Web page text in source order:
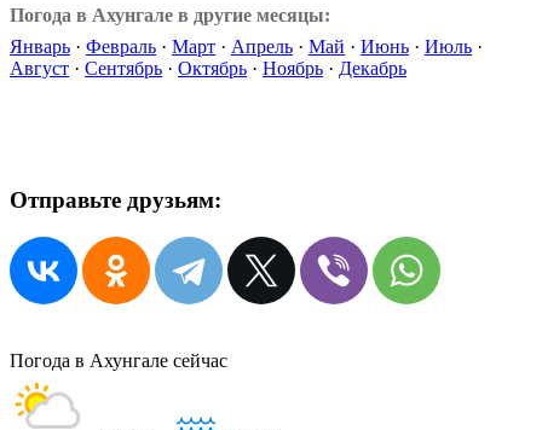
Погода в Ахунгале в другие месяцы:
Январь · Февраль · Март · Апрель · Май · Июнь · Июль ·
Август · Сентябрь · Октябрь · Ноябрь · Декабрь
Отправьте друзьям:
Погода в Ахунгале сейчас